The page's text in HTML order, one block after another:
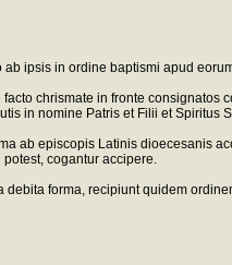
ipsis in ordine baptismi apud
chrismate in fronte
in nomine Patris et Filii et
ab episcopis Latinis dioecesanis
cogantur accipere.
forma, recipiunt quidem